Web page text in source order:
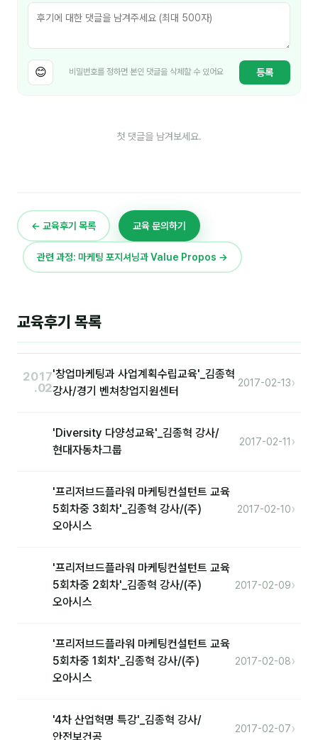
오미영
윤석현
은종성
임아라
전승빈
최지혜
대면교육 후기
담당자·교육생 피드백
온라인강의 수강 후기
전체 도구
제안·영업
😊 비밀번호를 정하면 본인 댓글을 삭제할 수 있어요 등록
첫 댓글을 남겨보세요.
← 교육후기 목록 교육 문의하기
관련 과정: 마케팅 포지셔닝과 Value Propos →
교육후기 목록
2017
.02
'창업마케팅과 사업계획수립교육'_김종혁
강사/경기 벤쳐창업지원센터
2017-02-13›
'Diversity 다양성교육'_김종혁 강사/
현대자동차그룹
2017-02-11 ›
'프리저브드플라워 마케팅컨설턴트 교육
5회차중 3회차'_김종혁 강사/(주)
오아시스
2017-02-10›
'프리저브드플라워 마케팅컨설턴트 교육
5회차중 2회차'_김종혁 강사/(주)
오아시스
2017-02-09›
'프리저브드플라워 마케팅컨설턴트 교육
5회차중 1회차'_김종혁 강사/(주)
오아시스
2017-02-08›
'4차 산업혁명 특강'_김종혁 강사/
안전보건공
2017-02-07›